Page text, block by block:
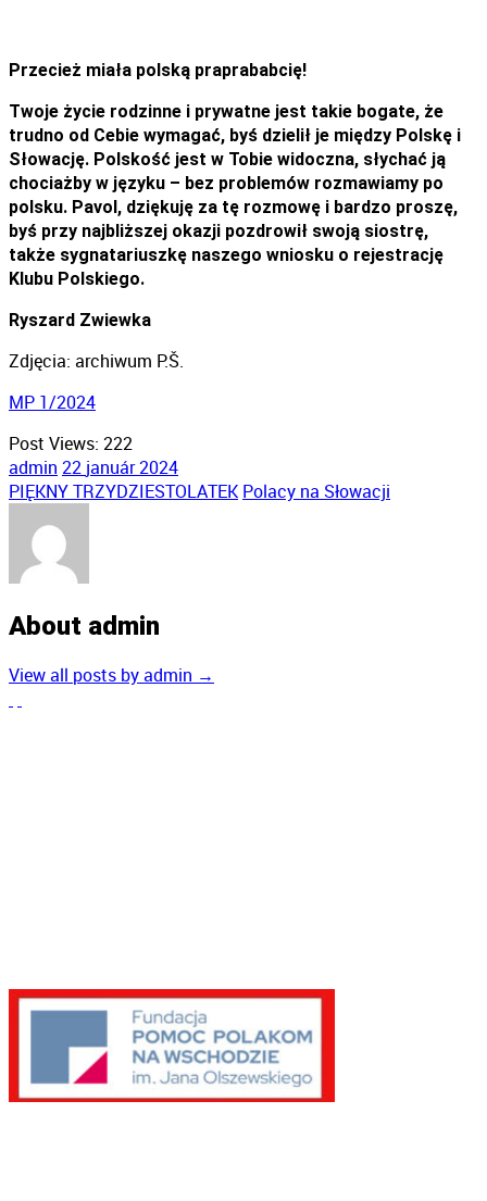
Przecież miała polską praprababcię!
Twoje życie rodzinne i prywatne jest takie bogate, że
trudno od Cebie wymagać, byś dzielił je między Polskę i
Słowację. Polskość jest w Tobie widoczna, słychać ją
chociażby w języku – bez problemów rozmawiamy po
polsku. Pavol, dziękuję za tę rozmowę i bardzo proszę,
byś przy najbliższej okazji pozdrowił swoją siostrę,
także sygnatariuszkę naszego wniosku o rejestrację
Klubu Polskiego.
Ryszard Zwiewka
Zdjęcia: archiwum P.Š.
MP 1/2024
Post Views: 222
admin 22 január2024
PIĘKNY TRZYDZIESTOLATEK Polacy na Słowacji
About admin
View all posts by admin →